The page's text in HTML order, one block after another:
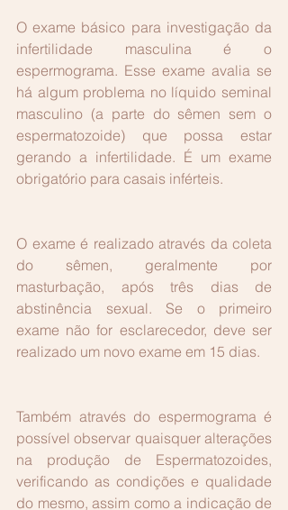
O exame básico para investigação da
infertilidade masculina é o
espermograma. Esse exame avalia se
há algum problema no líquido seminal
masculino (a parte do sêmen sem o
espermatozoide) que possa estar
gerando a infertilidade. É um exame
obrigatório para casais inférteis.
O exame é realizado através da coleta
do sêmen, geralmente por
masturbação, após três dias de
abstinência sexual. Se o primeiro
exame não for esclarecedor, deve ser
realizado um novo exame em 15 dias.
Também através do espermograma é
possível observar quaisquer alterações
na produção de Espermatozoides,
verificando as condições e qualidade
do mesmo, assim como a indicação de